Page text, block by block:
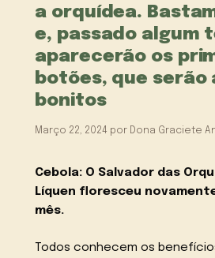
a orquídea.
e, passado algum
aparecerão os
botões, que serão
bonitos
Março 22, 2024 por Dona Graciete
Cebola: O Salvador das
Líquen floresceu
mês.
Todos conhecem os